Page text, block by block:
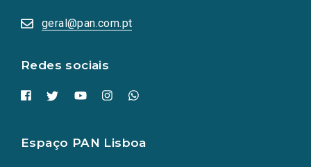
geral@pan.com.pt
Redes sociais
numa
nova
Espaço PAN Lisboa